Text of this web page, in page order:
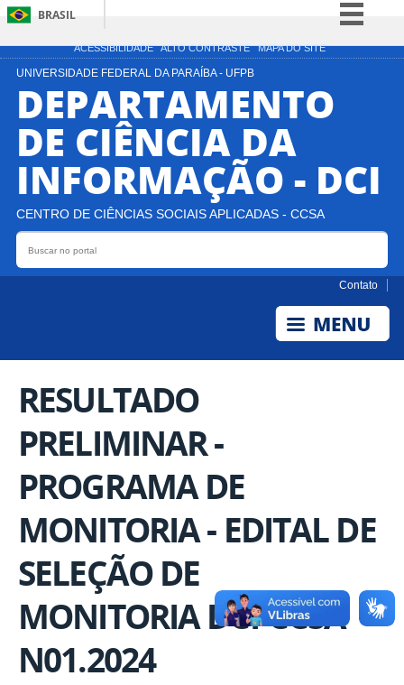
ACESSIBILIDADE ALTO CONTRASTE MAPA DO SITE
BRASIL
Simplifique!
Comunica BR
Participe
Acesso à informação
Legislação
Canais
UNIVERSIDADE FEDERAL DA PARAÍBA - UFPB
DEPARTAMENTO
DE CIÊNCIA DA
INFORMAÇÃO - DCI
CENTRO DE CIÊNCIAS SOCIAIS APLICADAS - CCSA
Buscar no portal
Contato
RESULTADO
PRELIMINAR -
PROGRAMA DE
MONITORIA - EDITAL DE
SELEÇÃO DE
MONITORIA DCI-CCSA
N01.2024